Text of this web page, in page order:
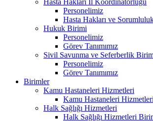
Personelimiz
Hasta Hakları ve
Hukuk Birimi
Personelimiz
Görev Tanımımız
Sivil Savunma ve Seferberlik
Personelimiz
Görev Tanımımız
Birimler
Kamu Hastaneleri Hizmetleri
Kamu Hastaneleri
Halk Sağlığı Hizmetleri
Halk Sağlığı Hizmetleri